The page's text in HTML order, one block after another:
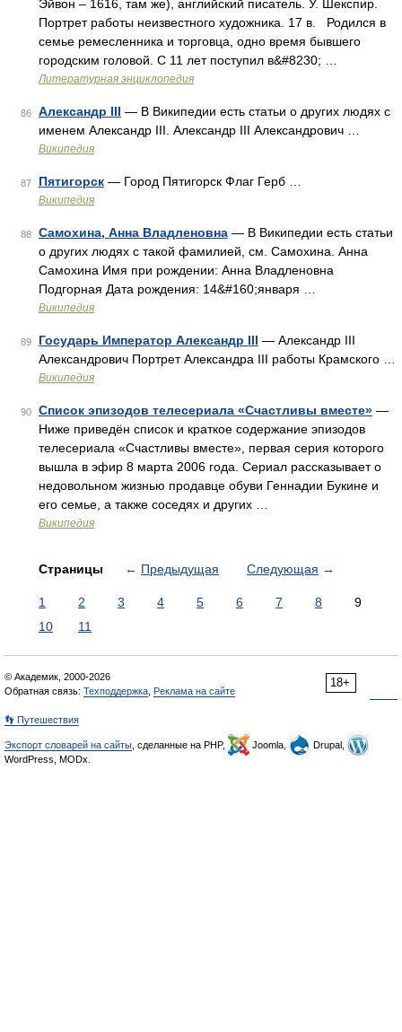
Эйвон – 1616, там же), английский писатель. У. Шекспир.
Портрет работы неизвестного художника. 17 в. Родился в
семье ремесленника и торговца, одно время бывшего
городским головой. С 11 лет поступил в&#8230; …
Литературная энциклопедия
86 Александр III — В Википедии есть статьи о других людях с
именем Александр III. Александр III Александрович …
Википедия
87 Пятигорск — Город Пятигорск Флаг Герб …
Википедия
88 Самохина, Анна Владленовна — В Википедии есть статьи
о других людях с такой фамилией, см. Самохина. Анна
Самохина Имя при рождении: Анна Владленовна
Подгорная Дата рождения: 14&#160;января …
Википедия
89 Государь Император Александр III — Александр III
Александрович Портрет Александра III работы Крамского …
Википедия
90 Список эпизодов телесериала «Счастливы вместе» —
Ниже приведён список и краткое содержание эпизодов
телесериала «Счастливы вместе», первая серия которого
вышла в эфир 8 марта 2006 года. Сериал рассказывает о
недовольном жизнью продавце обуви Геннадии Букине и
его семье, а также соседях и других …
Википедия
Страницы ← Предыдущая Следующая →
1 2 3 4 5 6 7 8
9
10
11
18+
© Академик, 2000-2026
Обратная связь: Техподдержка Реклама на сайте
👣 Путешествия
Экспорт словарей на сайты , сделанные на PHP, Joomla,
Drupal,
WordPress, MODx.